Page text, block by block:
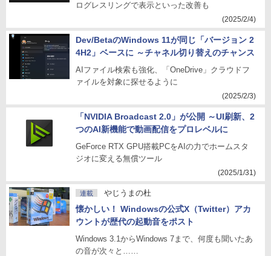
ログレスリングで表示といった改善も
(2025/2/4)
Dev/BetaのWindows 11が同じ「バージョン 2
4H2」ベースに ～チャネル切り替えのチャンス
AIファイル検索も強化、「OneDrive」クラウドフ
ァイルを対象に探せるように
(2025/2/3)
「NVIDIA Broadcast 2.0」が公開 ～UI刷新、2
つのAI新機能で動画配信をプロレベルに
GeForce RTX GPU搭載PCをAIの力でホームスタ
ジオに変える無償ツール
(2025/1/31)
連載 やじうまの杜
懐かしい！ Windowsの公式X（Twitter）アカ
ウントが歴代の起動音をポスト
Windows 3.1からWindows 7まで、何度も聞いたあ
の音が次々と……